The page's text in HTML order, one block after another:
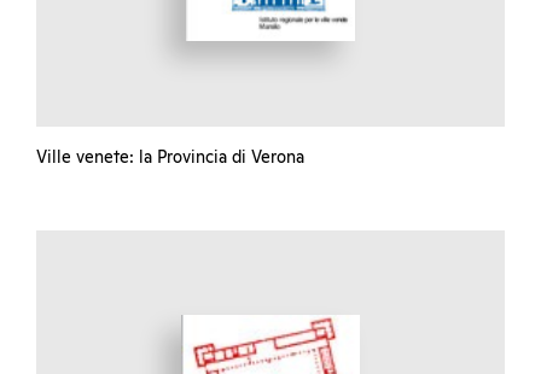
Ville venete: la Provincia di Verona